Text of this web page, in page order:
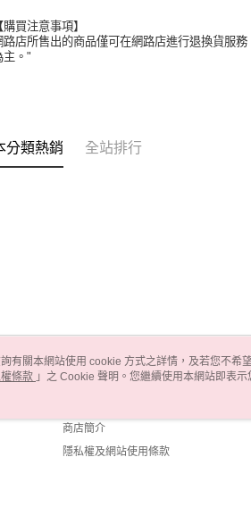
購買注意事項】
路店所售出的商品僅可在網路店進行退換貨服
主。"
分類熱銷 全站排行
關於我們
商店簡介
隱私權及網站使用條款
有關本網站使用 cookie 方式之詳情，及若您不希
條款 」之 Cookie 聲明。您繼續使用本網站即表